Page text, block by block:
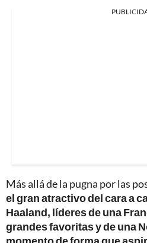
Más allá de la pugna por las
el gran atractivo del cara a
Haaland, líderes de una
grandes favoritas y de una